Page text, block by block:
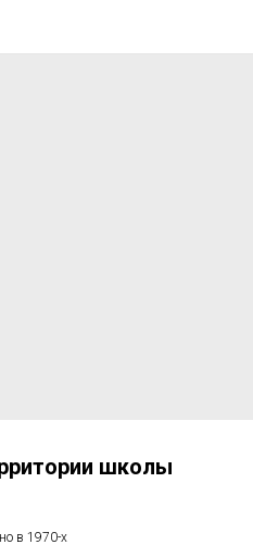
школы
в 1970-х